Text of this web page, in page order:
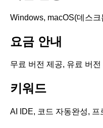
Windows, macOS(데스크
요금 안내
무료 버전 제공, 유료 버전
키워드
AI IDE, 코드 자동완성,